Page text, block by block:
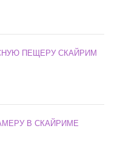
ПЕЩЕРУ СКАЙРИМ
В СКАЙРИМЕ